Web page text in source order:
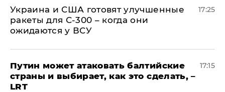
Украина и США готовят улучшенные
ракеты для С-300 – когда они
ожидаются у ВСУ
17:25
Путин может атаковать балтийские
страны и выбирает, как это сделать, –
LRT
17:15